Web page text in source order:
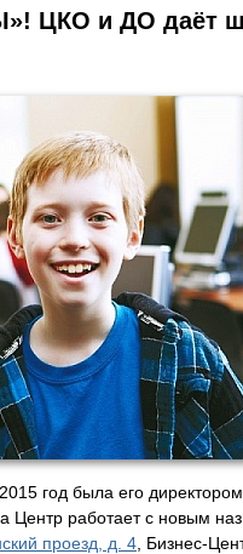
ЦКО и ДО даёт
год была его
Центр работает с новым
проезд, д. 4 , Бизнес-